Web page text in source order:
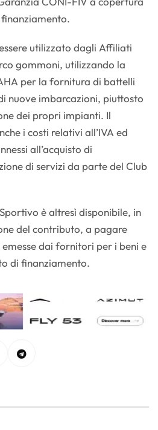
utilizzato dagli Affiliati
gommoni, utilizzando la
per la fornitura di battelli
nuove imbarcazioni, piuttosto
dei propri impianti. Il
i costi relativi all’IVA ed
all’acquisto di
di servizi da parte del Club
è altresì disponibile, in
del contributo, a pagare
dai fornitori per i beni e
di finanziamento.